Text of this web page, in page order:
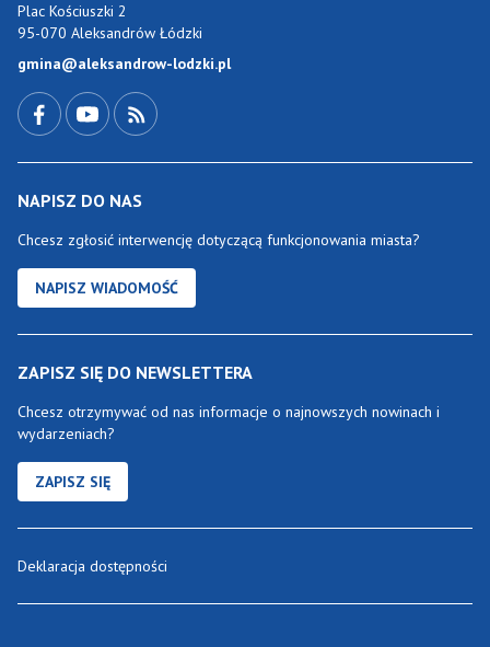
Plac Kościuszki 2
95-070 Aleksandrów Łódzki
gmina@aleksandrow-lodzki.pl
NAPISZ DO NAS
Chcesz zgłosić interwencję dotyczącą funkcjonowania miasta?
NAPISZ WIADOMOŚĆ
ZAPISZ SIĘ DO NEWSLETTERA
Chcesz otrzymywać od nas informacje o najnowszych nowinach i
wydarzeniach?
ZAPISZ SIĘ
Deklaracja dostępności